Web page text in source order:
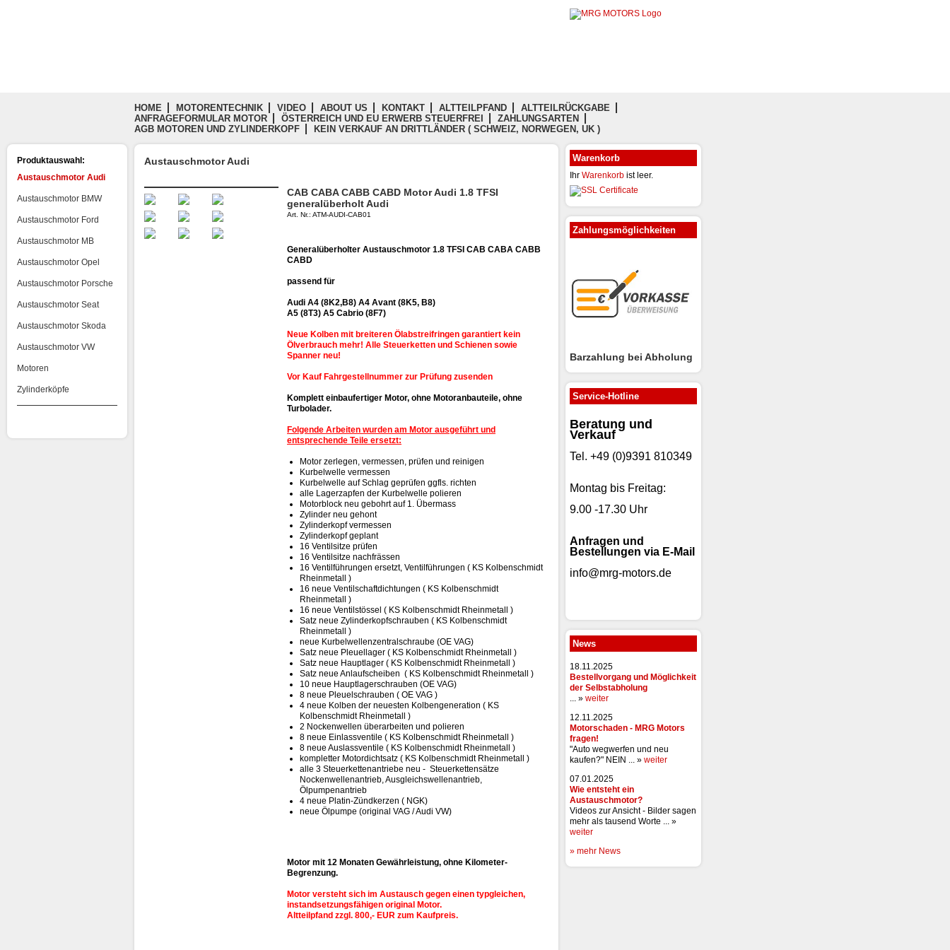
HOME MOTORENTECHNIK VIDEO ABOUT US KONTAKT ALTTEILPFAND
ALTTEILRÜCKGABE
ANFRAGEFORMULAR MOTOR
ÖSTERREICH UND EU ERWERB STEUERFREI
ZAHLUNGSARTEN
AGB MOTOREN UND ZYLINDERKOPF
KEIN VERKAUF AN DRITTLÄNDER ( SCHWEIZ, NORWEGEN, UK )
Produktauswahl:
Austauschmotor Audi
Austauschmotor BMW
Austauschmotor Ford
Austauschmotor MB
Austauschmotor Opel
Austauschmotor Porsche
Austauschmotor Seat
Austauschmotor Skoda
Austauschmotor VW
Motoren
Zylinderköpfe
Austauschmotor Audi
CAB CABA CABB CABD Motor Audi 1.8 TFSI
generalüberholt Audi
Art. Nr.: ATM-AUDI-CAB01
Generalüberholter Austauschmotor 1.8 TFSI CAB CABA CABB
CABD
passend für
Audi A4 (8K2,B8) A4 Avant (8K5, B8)
A5 (8T3) A5 Cabrio (8F7)
Neue Kolben mit breiteren Ölabstreifringen garantiert kein
Ölverbrauch mehr! Alle Steuerketten und Schienen sowie
Spanner neu!
Vor Kauf Fahrgestellnummer zur Prüfung zusenden
Komplett einbaufertiger Motor, ohne Motoranbauteile, ohne
Turbolader.
Folgende Arbeiten wurden am Motor ausgeführt und
entsprechende Teile ersetzt:
Motor zerlegen, vermessen, prüfen und reinigen
Kurbelwelle vermessen
Kurbelwelle auf Schlag geprüfen ggfls. richten
alle Lagerzapfen der Kurbelwelle polieren
Motorblock neu gebohrt auf 1. Übermass
Zylinder neu gehont
Zylinderkopf vermessen
Zylinderkopf geplant
16 Ventilsitze prüfen
16 Ventilsitze nachfrässen
16 Ventilführungen ersetzt, Ventilführungen ( KS Kolbenschmidt
Rheinmetall )
16 neue Ventilschaftdichtungen ( KS Kolbenschmidt
Rheinmetall )
16 neue Ventilstössel ( KS Kolbenschmidt Rheinmetall )
Satz neue Zylinderkopfschrauben ( KS Kolbenschmidt
Rheinmetall )
neue Kurbelwellenzentralschraube (OE VAG)
Satz neue Pleuellager ( KS Kolbenschmidt Rheinmetall )
Satz neue Hauptlager ( KS Kolbenschmidt Rheinmetall )
Satz neue Anlaufscheiben ( KS Kolbenschmidt Rheinmetall )
10 neue Hauptlagerschrauben (OE VAG)
8 neue Pleuelschrauben ( OE VAG )
4 neue Kolben der neuesten Kolbengeneration ( KS
Kolbenschmidt Rheinmetall )
2 Nockenwellen überarbeiten und polieren
8 neue Einlassventile ( KS Kolbenschmidt Rheinmetall )
8 neue Auslassventile ( KS Kolbenschmidt Rheinmetall )
kompletter Motordichtsatz ( KS Kolbenschmidt Rheinmetall )
alle 3 Steuerkettenantriebe neu - Steuerkettensätze
Nockenwellenantrieb, Ausgleichswellenantrieb,
Ölpumpenantrieb
4 neue Platin-Zündkerzen ( NGK)
neue Ölpumpe (original VAG / Audi VW)
Motor mit 12 Monaten Gewährleistung, ohne Kilometer-
Begrenzung.
Motor versteht sich im Austausch gegen einen typgleichen,
instandsetzungsfähigen original Motor.
Altteilpfand zzgl. 800,- EUR zum Kaufpreis.
Warenkorb
Ihr Warenkorb ist leer.
Zahlungsmöglichkeiten
Barzahlung bei Abholung
Service-Hotline
Beratung und
Verkauf
Tel. +49 (0)9391 810349
Montag bis Freitag:
9.00 -17.30 Uhr
Anfragen und
Bestellungen via E-Mail
info@mrg-motors.de
News
18.11.2025
Bestellvorgang und Möglichkeit
der Selbstabholung
... » weiter
12.11.2025
Motorschaden - MRG Motors
fragen!
"Auto wegwerfen und neu
kaufen?" NEIN ... » weiter
07.01.2025
Wie entsteht ein
Austauschmotor?
Videos zur Ansicht - Bilder sagen
mehr als tausend Worte ... »
weiter
» mehr News